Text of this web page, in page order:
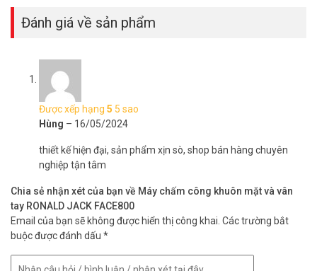
– Hỗ trợ nhiều ngôn ngữ
– Tốc độ xử lý nhanh
– Tùy chọn tích hợp pin dự phòng, cung cấp khoảng 4 giờ hoạt
động liên tục
– Firmware mới, dễ mở rộng chức năng và tùy chỉnh theo yêu cầu
của khách hàng
– Một khuôn mặt chỉ đăng ký cho một người dùng
– Nguồn điện: DC 12V/ 3A
– Pin dự phòng 2000mAH
– Độ ẩm hoạt động: 20%-80%
– Sản xuất tại Malaysia.
– Bảo hành: 12 tháng.
Tham khảo thêm thông tin tại Facebook Vuhoangtelecom
Đánh giá về sản phẩm
Được xếp hạng 5 5 sao
Hùng – 16/05/2024
thiết kế hiện đại, sản phẩm xịn sò, shop bán hàng chuyên
nghiệp tận tâm
Chia sẻ nhận xét của bạn về Máy chấm công khuôn mặt và vân
tay RONALD JACK FACE800
Email của bạn sẽ không được hiển thị công khai. Các trường bắt
buộc được đánh dấu *